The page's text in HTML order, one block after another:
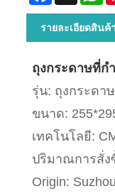
รายละเอียดสินค้า
ถุงกระดาษที่ก
รุ่น: ถุงกระดา
ขนาด:
เทคโนโลยี:
ปริมาณการสั่ง
Origin: